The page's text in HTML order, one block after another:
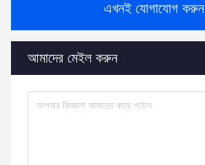
এখনই যোগাযোগ করুন
আমাদের মেইল ​​করুন